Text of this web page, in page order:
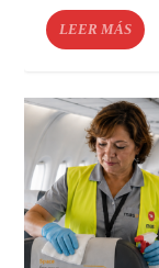
LEER MÁS